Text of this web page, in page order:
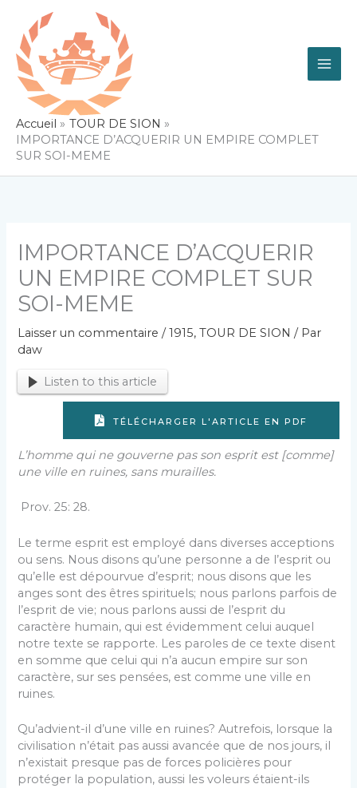
contenu
Accueil
TOUR DE SION
IMPORTANCE D’ACQUERIR UN EMPIRE COMPLET
SUR SOI-MEME
IMPORTANCE D’ACQUERIR
UN EMPIRE COMPLET SUR
SOI-MEME
Laisser un commentaire /1915,TOUR DE SION / Par
daw
Listen to this article
TÉLÉCHARGER L'ARTICLE EN PDF
L’homme qui ne gouverne pas son esprit est [comme]
une ville en ruines, sans murailles.
Prov. 25: 28.
Le terme esprit est employé dans diverses acceptions
ou sens. Nous disons qu’une personne a de l’esprit ou
qu’elle est dépourvue d’esprit; nous disons que les
anges sont des êtres spirituels; nous parlons parfois de
l’esprit de vie; nous parlons aussi de l’esprit du
caractère humain, qui est évidemment celui auquel
notre texte se rapporte. Les paroles de ce texte disent
en somme que celui qui n’a aucun empire sur son
caractère, sur ses pensées, est comme une ville en
ruines.
Qu’advient-il d’une ville en ruines? Autrefois, lorsque la
civilisation n’était pas aussi avancée que de nos jours, il
n’existait presque pas de forces policières pour
protéger la population, aussi les voleurs étaient-ils